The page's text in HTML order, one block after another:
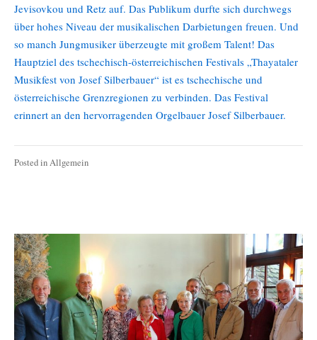
Jevisovkou und Retz auf. Das Publikum durfte sich durchwegs
über hohes Niveau der musikalischen Darbietungen freuen. Und
so manch Jungmusiker überzeugte mit großem Talent! Das
Hauptziel des tschechisch-österreichischen Festivals „Thayataler
Musikfest von Josef Silberbauer“ ist es tschechische und
österreichische Grenzregionen zu verbinden. Das Festival
erinnert an den hervorragenden Orgelbauer Josef Silberbauer.
Posted inAllgemein